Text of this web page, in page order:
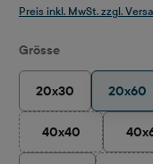
Preis inkl. MwSt. zzgl.
Grösseauswählen
20x30 20x60
40x40
(Diese Option ist